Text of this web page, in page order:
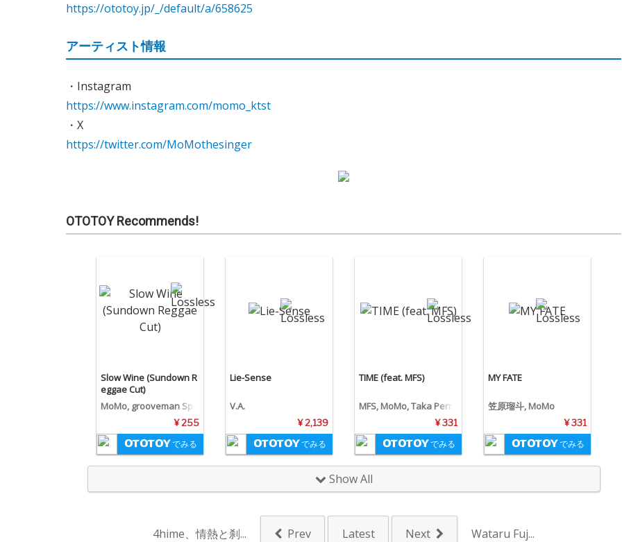
https://ototoy.jp/_/default/a/658625
アーティスト情報
・Instagram
https://www.instagram.com/momo_ktst
・X
https://twitter.com/MoMothesinger
OTOTOY Recommends!
Slow Wine (Sundown R
eggae Cut)
MoMo, grooveman Spo
¥ 255
でみる
Lie-Sense
V.A.
¥ 2,139
でみる
TIME (feat. MFS)
MFS, MoMo, Taka Perry
¥ 331
でみる
MY FATE
笠原瑠斗, MoMo
¥ 331
でみる
Show All
4hime、情熱と刹... Prev Latest Next Wataru Fuj...